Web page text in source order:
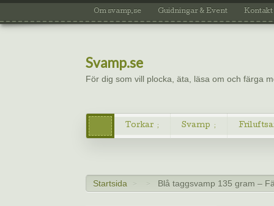
Om svamp.se Guidningar & Event Kontakt
Svamp.se
För dig som vill plocka, äta, läsa om och färga
Torkar Svamp
Startsida > > Blå taggsvamp 135 gram –